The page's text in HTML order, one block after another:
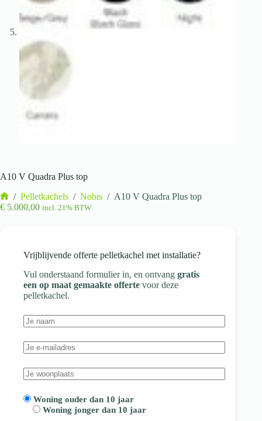
A10 V Quadra Plus top
Home
/ Pelletkachels / Nobis / A10 V Quadra Plus top
€ 5.000,00 incl. 21% BTW
Vrijblijvende offerte pelletkachel met installatie?
Vul onderstaand formulier in, en ontvang gratis
een op maat gemaakte offerte voor deze
pelletkachel.
Woning ouder dan 10 jaar
Woning jonger dan 10 jaar